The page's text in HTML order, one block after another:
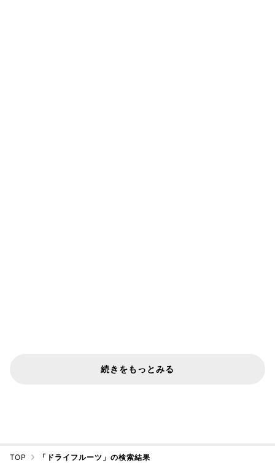
続きをもっとみる
TOP 「ドライフルーツ」の検索結果